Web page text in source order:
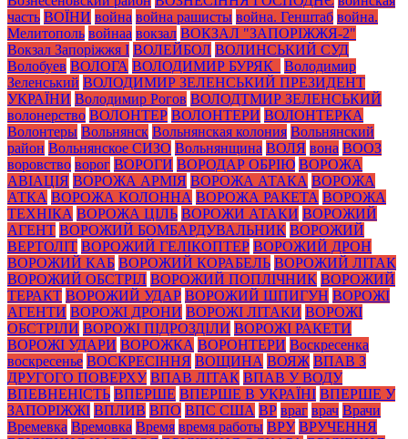
часть ВОЇНИ война война рашисты война. Генштаб война.
Мелитополь войнаа вокзал ВОКЗАЛ "ЗАПОРІЖЖЯ-2"
Вокзал Запоріжжя І ВОЛЕЙБОЛ ВОЛИНСЬКИЙ СУД
Волобуев ВОЛОГА ВОЛОДИМИР БУРЯК_
Володимир
Зеленський ВОЛОДИМИР ЗЕЛЕНСЬКИЙ ПРЕЗИДЕНТ
УКРАЇНИ Володимир Рогов ВОЛОДТМИР ЗЕЛЕНСЬКИЙ
волонерство ВОЛОНТЕР ВОЛОНТЕРИ ВОЛОНТЕРКА
Волонтеры Вольнянск Вольнянская колония Вольнянский
район Вольнянское СИЗО Вольнянщина ВОЛЯ вона ВООЗ
воровство ворог ВОРОГИ ВОРОДАР ОБРІЮ ВОРОЖА
АВІАЦІЯ ВОРОЖА АРМІЯ ВОРОЖА АТАКА ВОРОЖА
АТКА ВОРОЖА КОЛОННА ВОРОЖА РАКЕТА ВОРОЖА
ТЕХНІКА ВОРОЖА ЦІЛЬ ВОРОЖИ АТАКИ ВОРОЖИЙ
АГЕНТ ВОРОЖИЙ БОМБАРДУВАЛЬНИК ВОРОЖИЙ
ВЕРТОЛІТ ВОРОЖИЙ ГЕЛІКОПТЕР ВОРОЖИЙ ДРОН
ВОРОЖИЙ КАБ ВОРОЖИЙ КОРАБЕЛЬ ВОРОЖИЙ ЛІТАК
ВОРОЖИЙ ОБСТРІЛ ВОРОЖИЙ ПОПЛІЧНИК ВОРОЖИЙ
ТЕРАКТ ВОРОЖИЙ УДАР ВОРОЖИЙ ШПИГУН ВОРОЖІ
АГЕНТИ ВОРОЖІ ДРОНИ ВОРОЖІ ЛІТАКИ ВОРОЖІ
ОБСТРІЛИ ВОРОЖІ ПІДРОЗДІЛИ ВОРОЖІ РАКЕТИ
ВОРОЖІ УДАРИ ВОРОЖКА ВОРОНТЕРИ Воскресенка
воскресенье ВОСКРЕСІННЯ ВОЩИНА ВОЯЖ ВПАВ З
ДРУГОГО ПОВЕРХУ ВПАВ ЛІТАК ВПАВ У ВОДУ
ВПЕВНЕНІСТЬ ВПЕРШЕ ВПЕРШЕ В УКРАЇНІ ВПЕРШЕ У
ЗАПОРІЖЖІ ВПЛИВ ВПО ВПС США ВР враг врач Врачи
Времевка Времовка Время время работы ВРУ ВРУЧЕННЯ